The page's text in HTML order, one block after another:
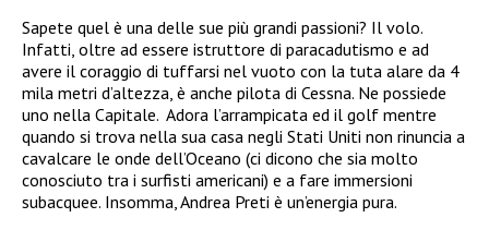
Sapete quel è una delle sue più grandi passioni? Il volo.
Infatti, oltre ad essere istruttore di paracadutismo e ad
avere il coraggio di tuffarsi nel vuoto con la tuta alare da 4
mila metri d’altezza, è anche pilota di Cessna. Ne possiede
uno nella Capitale. Adora l’arrampicata ed il golf mentre
quando si trova nella sua casa negli Stati Uniti non rinuncia a
cavalcare le onde dell’Oceano (ci dicono che sia molto
conosciuto tra i surfisti americani) e a fare immersioni
subacquee. Insomma, Andrea Preti è un’energia pura.